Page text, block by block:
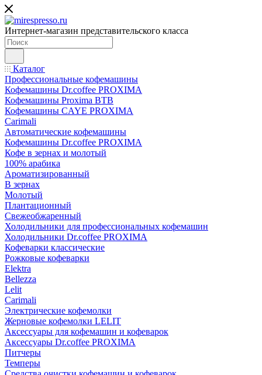
Интернет-магазин представительского класса
Каталог
Профессиональные кофемашины
Кофемашины Dr.coffee PROXIMA
Кофемашины Proxima BTB
Кофемашины CAYE PROXIMA
Carimali
Автоматические кофемашины
Кофемашины Dr.coffee PROXIMA
Кофе в зернах и молотый
100% арабика
Ароматизированный
В зернах
Молотый
Плантационный
Свежеобжаренный
Холодильники для профессиональных кофемашин
Холодильники Dr.coffee PROXIMA
Кофеварки классические
Рожковые кофеварки
Elektra
Bellezza
Lelit
Carimali
Электрические кофемолки
Жерновые кофемолки LELIT
Аксессуары для кофемашин и кофеварок
Аксессуары Dr.coffee PROXIMA
Питчеры
Темперы